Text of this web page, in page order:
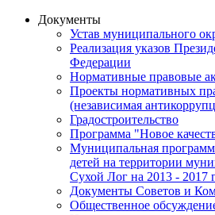
Документы
Устав муниципального
Реализация указов
Федерации
Нормативные правовые
Проекты нормативных
(независимая
Градостроительство
Программа "Новое
Муниципальная
детей на территории
Сухой Лог на 2013 - 2017
Документы Советов и
Общественное